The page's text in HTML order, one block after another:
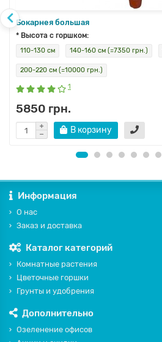
Бокарнея большая
* Высота с горшком:
110-130 см 140-160 см (=7350 грн.)
200-220 см (=10000 грн.)
1
5850 грн.
В корзину
Информация
О нас
Заказ и доставка
Каталог категорий
Комнатные растения
Цветочные горшки
Грунты и удобрения
Дополнительно
Озеленение офисов